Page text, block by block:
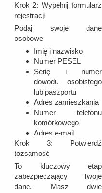
Krok 2: Wypełnij formularz
rejestracji
Podaj swoje dane
osobowe:
Imię i nazwisko
Numer PESEL
Serię i numer
dowodu osobistego
lub paszportu
Adres zamieszkania
Numer telefonu
komórkowego
Adres e-mail
Krok 3: Potwierdź
tożsamość
To kluczowy etap
zabezpieczający Twoje
dane. Masz dwie